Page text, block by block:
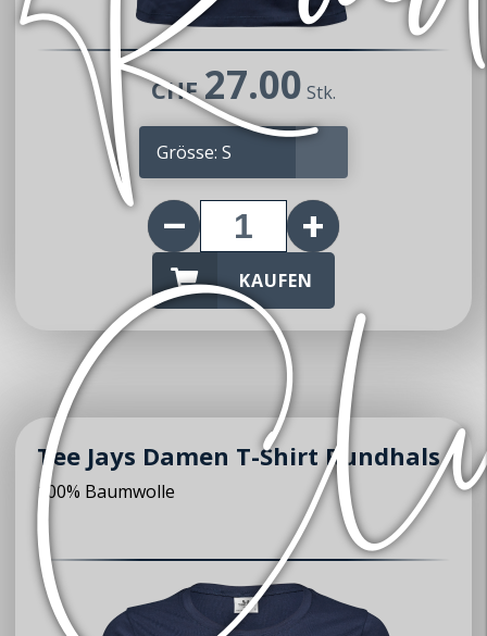
CHF27.00 Stk.
KAUFEN
Tee Jays Damen T-Shirt Rundhals
100% Baumwolle